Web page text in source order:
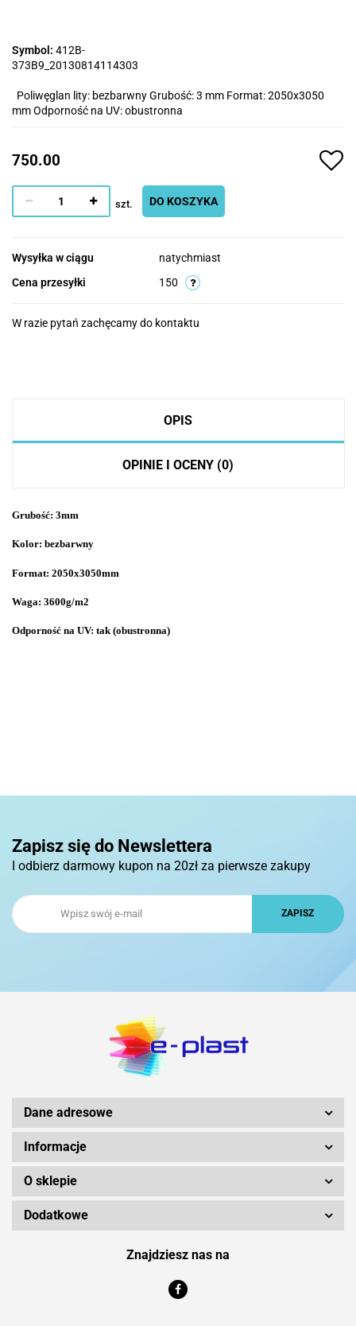
Symbol: 412B-
373B9_20130814114303
Poliwęglan lity: bezbarwny Grubość: 3 mm Format: 2050x3050
mm Odporność na UV: obustronna
750.00
szt. DO KOSZYKA
Wysyłka w ciągu
natychmiast
Cena przesyłki
150
W razie pytań zachęcamy do kontaktu
OPIS
OPINIE I OCENY (0)
Grubość: 3mm
Kolor: bezbarwny
Format: 2050x3050mm
Waga: 3600g/m2
Odporność na UV: tak (obustronna)
Zapisz się do Newslettera
I odbierz darmowy kupon na 20zł za pierwsze zakupy
Dane adresowe
Informacje
O sklepie
Dodatkowe
Znajdziesz nas na